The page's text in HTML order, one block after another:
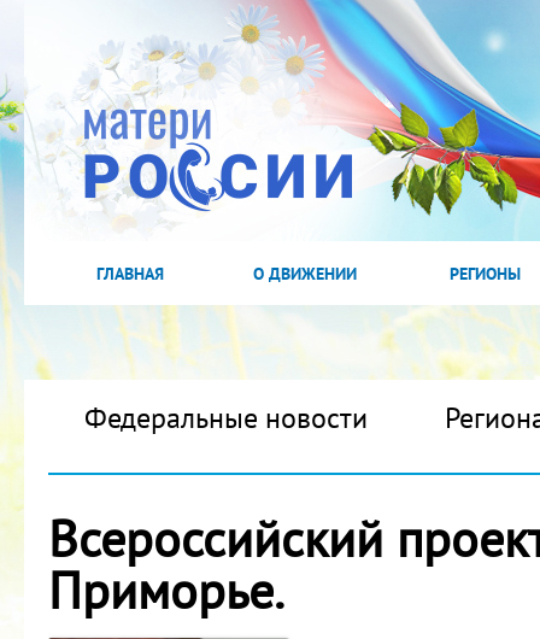
ГЛАВНАЯ О ДВИЖЕНИИ РЕГИОНЫ
Федеральные новости
Всероссийский
Приморье.